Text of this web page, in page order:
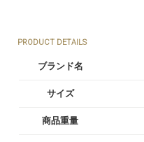
PRODUCT DETAILS
ブランド名
サイズ
商品重量